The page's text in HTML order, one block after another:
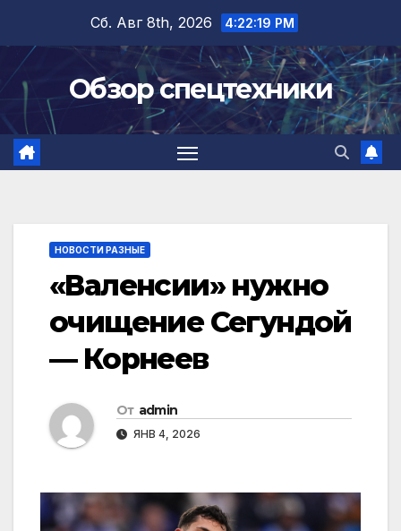
содержимому
Сб. Авг 8th, 2026 4:22:20 PM
Обзор спецтехники
НОВОСТИ РАЗНЫЕ
«Валенсии» нужно
очищение Сегундой
— Корнеев
От admin
ЯНВ 4, 2026